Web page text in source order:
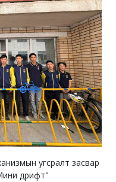
угсралт засвар
дрифт"